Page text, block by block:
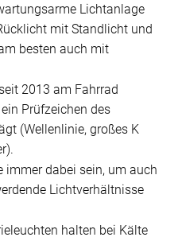
Lichtanlage
mit Standlicht und
besten auch mit
2013 am Fahrrad
Prüfzeichen des
(Wellenlinie, großes K
immer dabei sein, um auch
Lichtverhältnisse
halten bei Kälte